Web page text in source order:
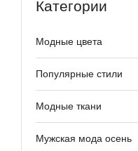
Категории
Модные цвета
Популярные стили
Модные ткани
Мужская мода осень